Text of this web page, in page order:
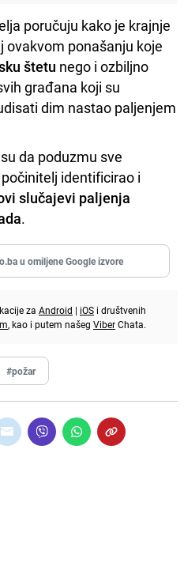
poručuju kako je krajnje
ovakvom ponašanju koje
štetu nego i ozbiljno
građana koji su
dim nastao paljenjem
da poduzmu sve
identificirao i
slučajevi paljenja
.
u omiljene Google izvore
za Android | iOS i društvenih
, kao i putem našeg ViberChata.
#požar